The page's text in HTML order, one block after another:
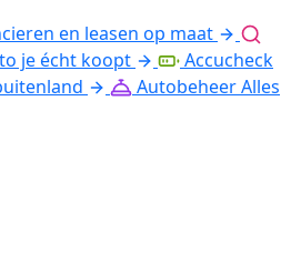
en leasen op maat
je écht koopt
Accucheck
AutobeheerAlles